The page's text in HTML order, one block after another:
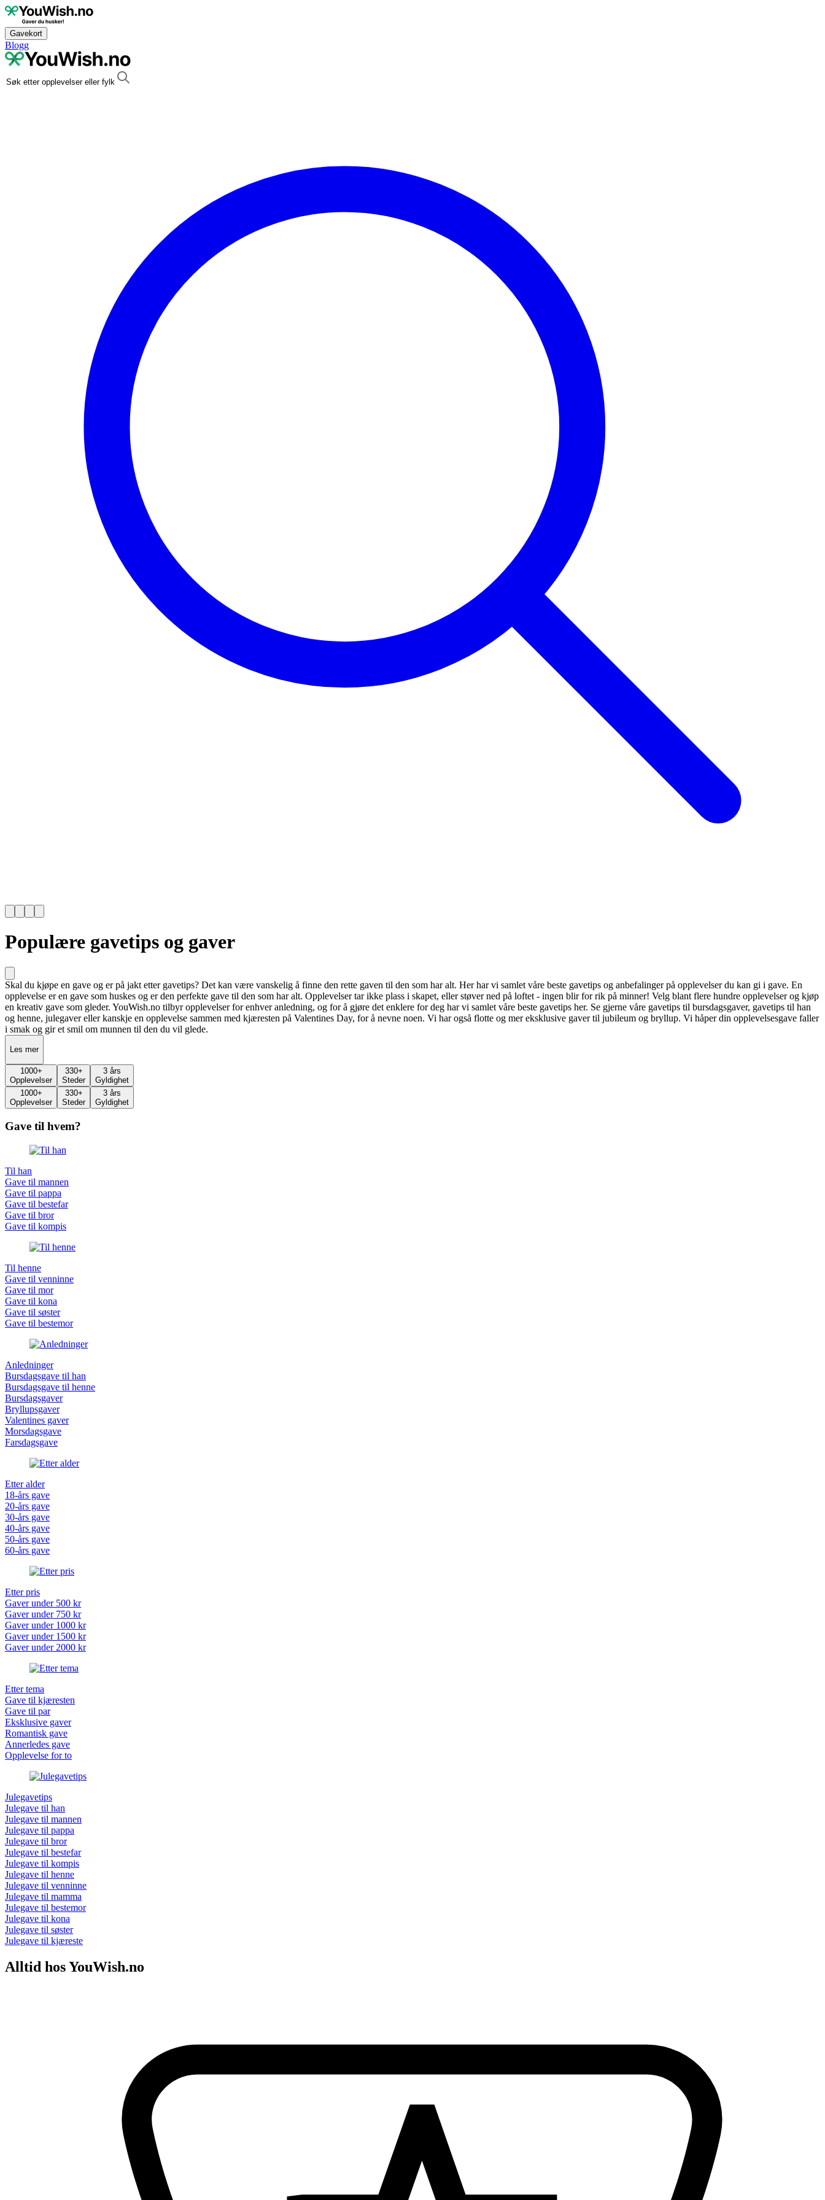
Gavekort
Blogg
Populære gavetips og gaver
Skal du kjøpe en gave og er på jakt etter gavetips? Det kan være vanskelig å finne den rette gaven til den som har alt. Her har vi samlet våre beste gavetips og anbefalinger på opplevelser du kan gi i gave. En
opplevelse er en gave som huskes og er den perfekte gave til den som har alt. Opplevelser tar ikke plass i skapet, eller støver ned på loftet - ingen blir for rik på minner! Velg blant flere hundre opplevelser og kjøp
en kreativ gave som gleder. YouWish.no tilbyr opplevelser for enhver anledning, og for å gjøre det enklere for deg har vi samlet våre beste gavetips her. Se gjerne våre gavetips til bursdagsgaver, gavetips til han
og henne, julegaver eller kanskje en opplevelse sammen med kjæresten på Valentines Day, for å nevne noen. Vi har også flotte og mer eksklusive gaver til jubileum og bryllup. Vi håper din opplevelsesgave faller
i smak og gir et smil om munnen til den du vil glede.
Les mer
1000+
Opplevelser
330+
Steder
3 års
Gyldighet
1000+
Opplevelser
330+
Steder
3 års
Gyldighet
Gave til hvem?
Til han
Gave til mannen
Gave til pappa
Gave til bestefar
Gave til bror
Gave til kompis
Til henne
Gave til venninne
Gave til mor
Gave til kona
Gave til søster
Gave til bestemor
Anledninger
Bursdagsgave til han
Bursdagsgave til henne
Bursdagsgaver
Bryllupsgaver
Valentines gaver
Morsdagsgave
Farsdagsgave
Etter alder
18-års gave
20-års gave
30-års gave
40-års gave
50-års gave
60-års gave
Etter pris
Gaver under 500 kr
Gaver under 750 kr
Gaver under 1000 kr
Gaver under 1500 kr
Gaver under 2000 kr
Etter tema
Gave til kjæresten
Gave til par
Eksklusive gaver
Romantisk gave
Annerledes gave
Opplevelse for to
Julegavetips
Julegave til han
Julegave til mannen
Julegave til pappa
Julegave til bror
Julegave til bestefar
Julegave til kompis
Julegave til henne
Julegave til venninne
Julegave til mamma
Julegave til bestemor
Julegave til kona
Julegave til søster
Julegave til kjæreste
Alltid hos YouWish.no